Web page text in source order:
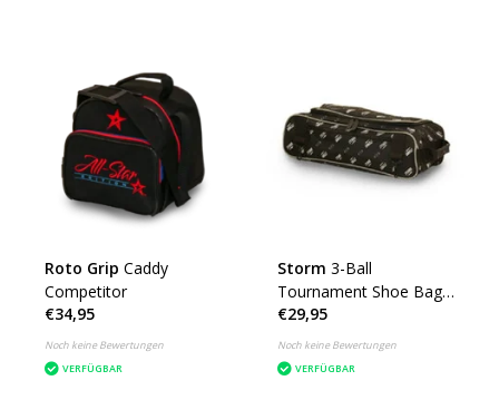
Roto Grip Caddy
Competitor
€34,95
Noch keine Bewertungen
VERFÜGBAR
Storm 3-Ball
Tournament Shoe Bag
DYE
€29,95
Noch keine Bewertungen
VERFÜGBAR